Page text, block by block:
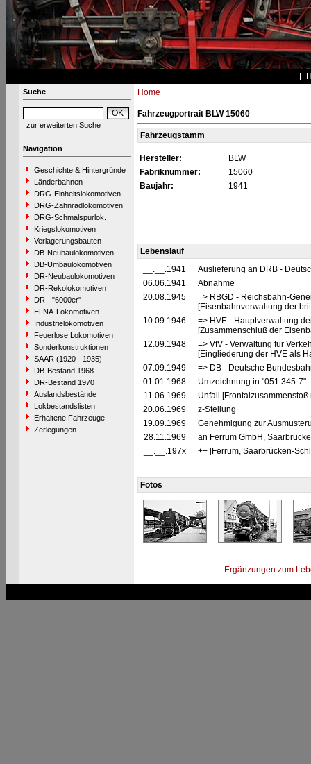
Suche
zur erweiterten Suche
Navigation
Geschichte & Hintergründe
Länderbahnen
DRG-Einheitslokomotiven
DRG-Zahnradlokomotiven
DRG-Schmalspurlok.
Kriegslokomotiven
Verlagerungsbauten
DB-Neubaulokomotiven
DB-Umbaulokomotiven
DR-Neubaulokomotiven
DR-Rekolokomotiven
DR - "6000er"
ELNA-Lokomotiven
Industrielokomotiven
Feuerlose Lokomotiven
Sonderkonstruktionen
SAAR (1920 - 1935)
DB-Bestand 1968
DR-Bestand 1970
Auslandsbestände
Lokbestandslisten
Erhaltene Fahrzeuge
Zerlegungen
Home
Fahrzeugportrait BLW 15060
Fahrzeugstamm
Hersteller:
BLW
Fabriknummer:
15060
Baujahr:
1941
Lebenslauf
__.__.1941
Auslieferung an DRB -
06.06.1941
Abnahme
20.08.1945
=> RBGD - Reichsbahn-
[Eisenbahnverwaltung der
10.09.1946
=> HVE - Hauptverwaltung
[Zusammenschluß der
12.09.1948
=> VfV - Verwaltung für
[Eingliederung der HVE als
07.09.1949
=> DB - Deutsche
01.01.1968
Umzeichnung in "051 345-7"
11.06.1969
Unfall
20.06.1969
z-Stellung
19.09.1969
Genehmigung zur
28.11.1969
an Ferrum GmbH,
__.__.197x
++ [Ferrum, Saarbrücken-
Fotos
Ergänzungen zum